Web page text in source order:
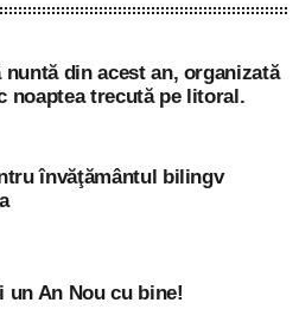
nuntă din acest an, organizată
noaptea trecută pe litoral.
învăţământul bilingv
un An Nou cu bine!